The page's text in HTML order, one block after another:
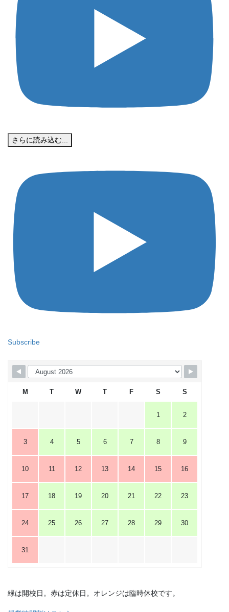
さらに読み込む...
Subscribe
M T W T F S S
1 2
3 4 5 6 7 8 9
10 11 12 13 14 15 16
17 18 19 20 21 22 23
24 25 26 27 28 29 30
31
緑は開校日。赤は定休日。オレンジは臨時休校です。